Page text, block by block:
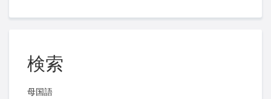
検索
母国語